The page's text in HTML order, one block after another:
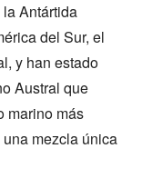
Antártida
del Sur, el
y han estado
Austral que
marino más
mezcla única